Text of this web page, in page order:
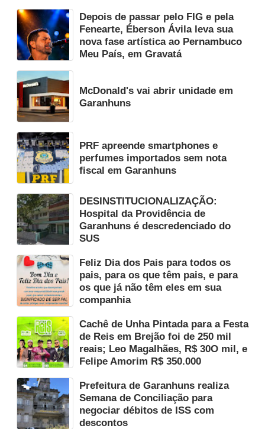
Depois de passar pelo FIG e pela
Fenearte, Éberson Ávila leva sua
nova fase artística ao Pernambuco
Meu País, em Gravatá
McDonald's vai abrir unidade em
Garanhuns
PRF apreende smartphones e
perfumes importados sem nota
fiscal em Garanhuns
DESINSTITUCIONALIZAÇÃO:
Hospital da Providência de
Garanhuns é descredenciado do
SUS
Feliz Dia dos Pais para todos os
pais, para os que têm pais, e para
os que já não têm eles em sua
companhia
Cachê de Unha Pintada para a Festa
de Reis em Brejão foi de 250 mil
reais; Leo Magalhães, R$ 30O mil, e
Felipe Amorim R$ 350.000
Prefeitura de Garanhuns realiza
Semana de Conciliação para
negociar débitos de ISS com
descontos